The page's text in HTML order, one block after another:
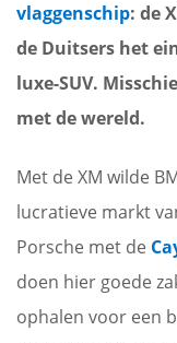
vlaggenschip: de
de Duitsers het
luxe-SUV.
met de wereld.
Met de XM wilde
lucratieve markt
Porsche met de
doen hier goede
ophalen voor een